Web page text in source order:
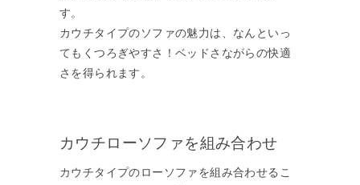
す。
カウチタイプのソファの魅力は、なんといっ
てもくつろぎやすさ！ベッドさながらの快適
さを得られます。
カウチローソファを組み合わせ
カウチタイプのローソファを組み合わせるこ